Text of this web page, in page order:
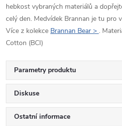
hebkost vybraných materiálů a
celý den. Medvídek Brannan je tu pro
Více z kolekce Brannan Bear > .
Cotton (BCI)
Parametry produktu
Diskuse
Ostatní informace